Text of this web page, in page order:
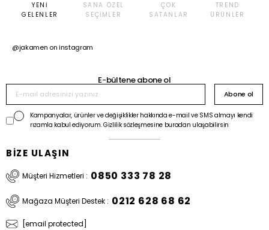
YENI
GELENLER
SANA ÖZEL
SEÇIMLER
ÇOK
SATANLAR
TREND
ÜRÜNLER
@jakamen on instagram
E-bültene abone ol
Abone ol
Kampanyalar, ürünler ve değişiklikler hakkında e-mail ve SMS almayı kendi
rızamla kabul ediyorum. Gizlilik sözleşmesine buradan ulaşabilirsin
BİZE ULAŞIN
Müşteri Hizmetleri : 0850 333 78 28
Mağaza Müşteri Destek : 0212 628 68 62
[email protected]